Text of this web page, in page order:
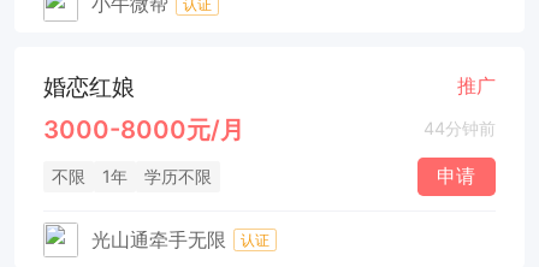
认证
婚恋红娘 推广
3000-8000元/月 44分钟前
不限 1年 学历不限 申请
光山通牵手无限 认证